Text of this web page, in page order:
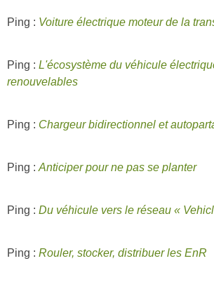
Ping : Voiture électrique moteur de la
Ping : L'écosystème du véhicule
renouvelables
Ping : Chargeur bidirectionnel et
Ping : Anticiper pour ne pas se planter
Ping : Du véhicule vers le réseau «
Ping : Rouler, stocker, distribuer les EnR